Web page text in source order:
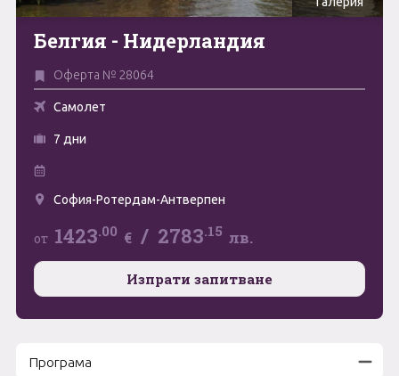
Май
Юни
Юли
Август
Септември
Октомври
Ноември
0894 466 775 Форма за запитване
Свържете се с нас
Белгия - Нидерландия
Оферта № 28064
Самолет
7 дни
София-Ротердам-Антверпен
от 1423.00 € / 2783.15 лв.
Изпрати запитване
Програма